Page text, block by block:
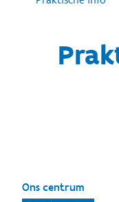
Ons centrum